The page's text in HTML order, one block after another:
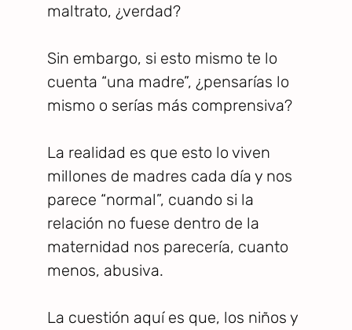
maltrato, ¿verdad?
Sin embargo, si esto mismo te lo
cuenta “una madre”, ¿pensarías lo
mismo o serías más comprensiva?
La realidad es que esto lo viven
millones de madres cada día y nos
parece “normal”, cuando si la
relación no fuese dentro de la
maternidad nos parecería, cuanto
menos, abusiva.
La cuestión aquí es que, los niños y